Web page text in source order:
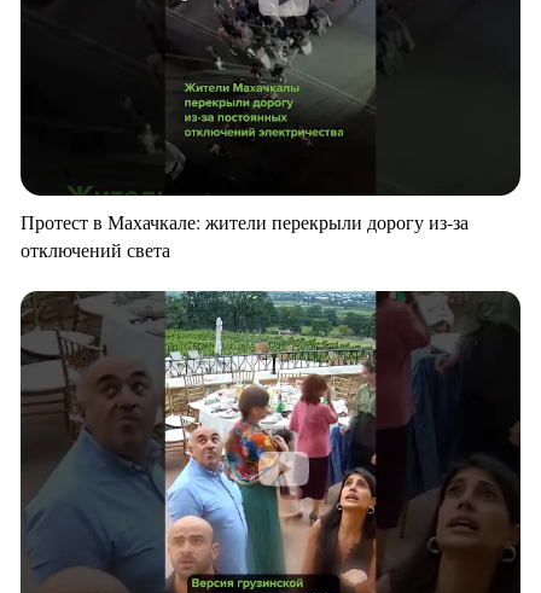
Протест в Махачкале: жители перекрыли дорогу из-за
отключений света